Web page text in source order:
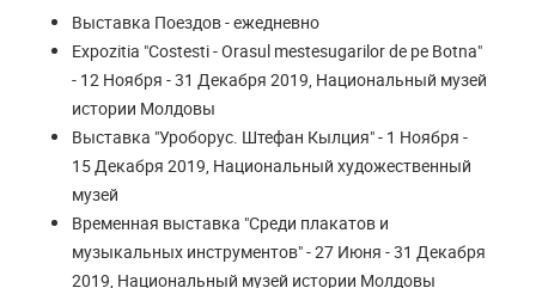
Выставка Поездов - ежедневно
Expozitia "Costesti - Orasul mestesugarilor de pe Botna"
- 12 Ноября - 31 Декабря 2019, Национальный музей
истории Молдовы
Выставка "Уроборус. Штефан Кылция" - 1 Ноября -
15 Декабря 2019, Национальный художественный
музей
Временная выставка "Среди плакатов и
музыкальных инструментов" - 27 Июня - 31 Декабря
2019, Национальный музей истории Молдовы